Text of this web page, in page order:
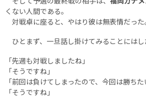
くない人間である。
対戦卓に座ると、やはり彼は無表情だった
ひとまず、一旦話し掛けてみることにはし
「先週も対戦しましたね」
「そうですね」
「前回は負けてしまったので、今回は勝ちた
「そうですね」